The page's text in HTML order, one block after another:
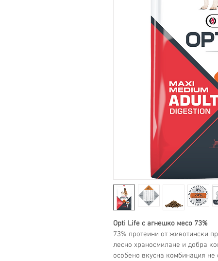
Opti Life с агнешко месо 73%
73% протеини от животински
лесно храносмилане и добра
особено вкусна комбинация не